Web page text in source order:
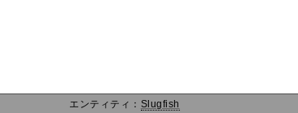
エンティティ： Slugfish